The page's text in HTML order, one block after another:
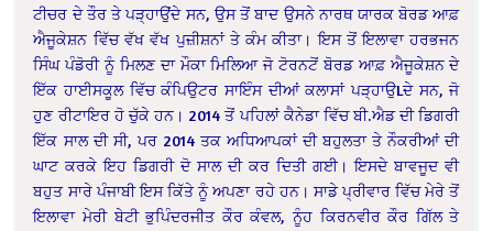
ਟੀਚਰ ਦੇ ਤੌਰ ਤੇ ਪੜ੍ਹਾਉਂਦੇ ਸਨ, ਉਸ ਤੋਂ ਬਾਦ ਉਸਨੇ ਨਾਰਥ ਯਾਰਕ ਬੋਰਡ ਆਫ਼
ਐਜੂਕੇਸ਼ਨ ਵਿੱਚ ਵੱਖ ਵੱਖ ਪੁਜ਼ੀਸ਼ਨਾਂ ਤੇ ਕੰਮ ਕੀਤਾ। ਇਸ ਤੋਂ ਇਲਾਵਾ ਹਰਭਜਨ
ਸਿੰਘ ਪੰਡੋਰੀ ਨੂੰ ਮਿਲਣ ਦਾ ਮੌਕਾ ਮਿਲਿਆ ਜੋ ਟੋਰਨਟੋਂ ਬੋਰਡ ਆਫ਼ ਐਜੂਕੇਸ਼ਨ ਦੇ
ਇੱਕ ਹਾਈਸਕੂਲ ਵਿੱਚ ਕੰਪਿਉਟਰ ਸਾਇੰਸ ਦੀਆਂ ਕਲਾਸਾਂ ਪੜ੍ਹਾਉLਦੇ ਸਨ, ਜੋ
ਹੁਣ ਰੀਟਾਇਰ ਹੋ ਚੁੱਕੇ ਹਨ। 2014 ਤੋਂ ਪਹਿਲਾਂ ਕੈਨੇਡਾ ਵਿੱਚ ਬੀ.ਐਡ ਦੀ ਡਿਗਰੀ
ਇੱਕ ਸਾਲ ਦੀ ਸੀ, ਪਰ 2014 ਤਕ ਅਧਿਆਪਕਾਂ ਦੀ ਬਹੁਲਤਾ ਤੇ ਨੌਕਰੀਆਂ ਦੀ
ਘਾਟ ਕਰਕੇ ਇਹ ਡਿਗਰੀ ਦੋ ਸਾਲ ਦੀ ਕਰ ਦਿਤੀ ਗਈ। ਇਸਦੇ ਬਾਵਜੂਦ ਵੀ
ਬਹੁਤ ਸਾਰੇ ਪੰਜਾਬੀ ਇਸ ਕਿੱਤੇ ਨੂੰ ਅਪਣਾ ਰਹੇ ਹਨ। ਸਾਡੇ ਪ੍ਰੀਵਾਰ ਵਿੱਚ ਮੇਰੇ ਤੋਂ
ਇਲਾਵਾ ਮੇਰੀ ਬੇਟੀ ਭੁਪਿੰਦਰਜੀਤ ਕੌਰ ਕੰਵਲ, ਨੂੰਹ ਕਿਰਨਵੀਰ ਕੌਰ ਗਿੱਲ ਤੇ